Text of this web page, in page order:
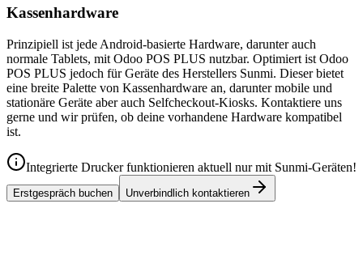
Kassenhardware
Prinzipiell ist jede Android-basierte Hardware, darunter auch
normale Tablets, mit Odoo POS PLUS nutzbar. Optimiert ist Odoo
POS PLUS jedoch für Geräte des Herstellers Sunmi. Dieser bietet
eine breite Palette von Kassenhardware an, darunter mobile und
stationäre Geräte aber auch Selfcheckout-Kiosks. Kontaktiere uns
gerne und wir prüfen, ob deine vorhandene Hardware kompatibel
ist.
Integrierte Drucker funktionieren aktuell nur mit Sunmi-Geräten!
Erstgespräch buchen Unverbindlich kontaktieren